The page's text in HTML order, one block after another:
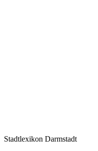
Stadtlexikon Darmstadt